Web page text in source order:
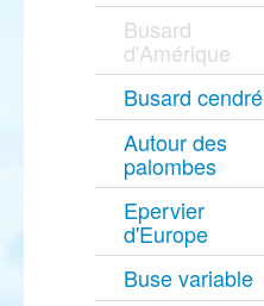
Busard
d'Amérique
Busard cendré
Autour des
palombes
Epervier
d'Europe
Buse variable